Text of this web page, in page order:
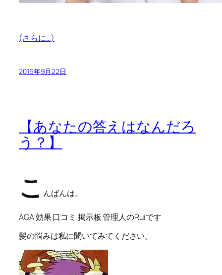
(さらに…)
2016年9月22日
【あなたの答えはなんだろ
う？】
こ んばんは。
AGA 効果 口コミ 掲示板 管理人のRuiです
髪の悩みは私に聞いてみてください。